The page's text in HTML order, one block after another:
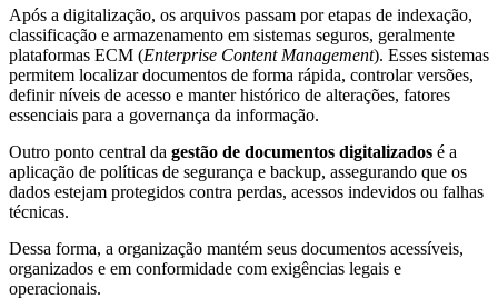
de
Privacidade
Política
de
Cookies
Segurança
da
Informação
da
Central
Após a digitalização, os arquivos passam por etapas de indexação,
classificação e armazenamento em sistemas seguros, geralmente
plataformas ECM (Enterprise Content Management). Esses sistemas
permitem localizar documentos de forma rápida, controlar versões,
definir níveis de acesso e manter histórico de alterações, fatores
essenciais para a governança da informação.
Outro ponto central da gestão de documentos digitalizados é a
aplicação de políticas de segurança e backup, assegurando que os
dados estejam protegidos contra perdas, acessos indevidos ou falhas
técnicas.
Dessa forma, a organização mantém seus documentos acessíveis,
organizados e em conformidade com exigências legais e
operacionais.